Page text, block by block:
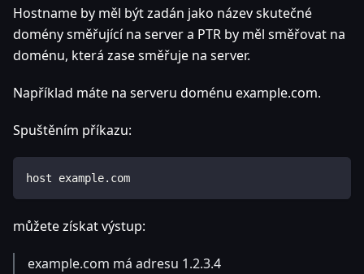
Hostname by měl být zadán jako název skutečné
domény směřující na server a PTR by měl směřovat na
doménu, která zase směřuje na server.
Například máte na serveru doménu example.com.
Spuštěním příkazu:
host example.com
můžete získat výstup:
example.com má adresu 1.2.3.4